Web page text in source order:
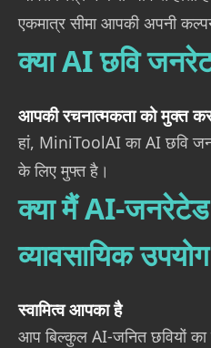
एकमात्र सीमा आपकी अपनी
क्या AI छवि
आपकी रचनात्मकता को मुक्त
हां, MiniToolAI का AI छवि
के लिए मुफ्त है।
क्या मैं AI-जनरेटेड
व्यावसायिक
स्वामित्व आपका है
आप बिल्कुल AI-जनित छवियों